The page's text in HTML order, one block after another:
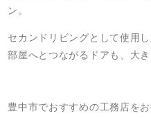
ン。
セカンドリビングとして使用
部屋へとつながるドアも、大
豊中市でおすすめの工務店を